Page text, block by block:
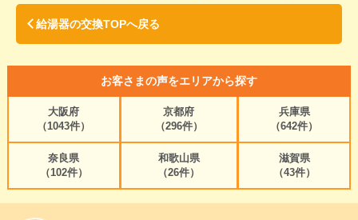
給湯器の交換TOPへ戻る
お客さまの声をエリアから探す
大阪府
（1043件）
京都府
（296件）
兵庫県
（642件）
奈良県
（102件）
和歌山県
（26件）
滋賀県
（43件）